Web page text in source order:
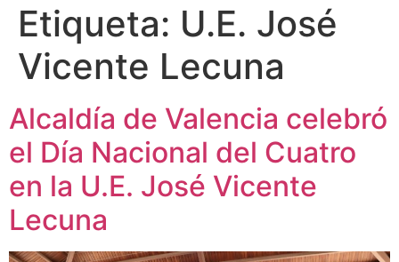
Etiqueta: U.E. José
Vicente Lecuna
Alcaldía de Valencia celebró
el Día Nacional del Cuatro
en la U.E. José Vicente
Lecuna